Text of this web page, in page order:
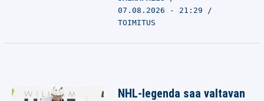
07.08.2026 - 21:29
TOIMITUS
NHL-legenda saa valtavan